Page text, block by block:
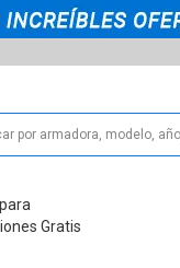
Gratis